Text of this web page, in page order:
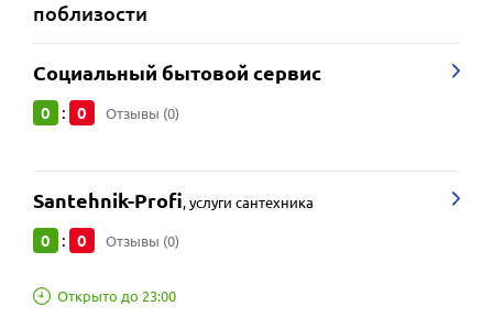
поблизости
Социальный бытовой сервис
0 : 0 Отзывы (0)
Santehnik-Profi,услуги сантехника
0 : 0 Отзывы (0)
Открыто до 23:00